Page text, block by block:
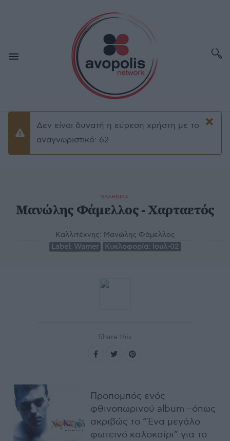
×
Προειδοποίσηση
Δεν είναι δυνατή η εύρεση χρήστη με το
αναγνωριστικό: 62
ΕΛΛΗΝΙΚΑ
Μανώλης Φάμελλος - Χαρταετός
Καλλιτέχνης: Μανώλης Φάμελλος
Label: Warner Κυκλοφορία: Ιουλ-02
Share this
Προπομπός ενός
φθινοπωρινού album –όπως
ακριβώς το “Ένα μεγάλο
φωτεινό καλοκαίρι” για το